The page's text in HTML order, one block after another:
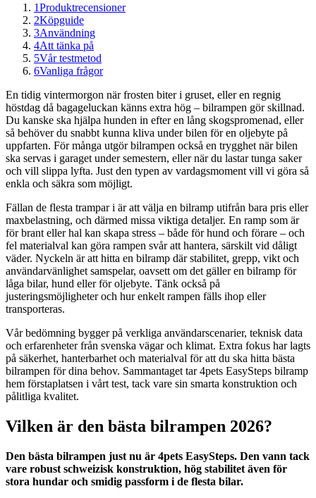
1Produktrecensioner
2Köpguide
3Användning
4Att tänka på
5Vår testmetod
6Vanliga frågor
En tidig vintermorgon när frosten biter i gruset, eller en regnig
höstdag då bagageluckan känns extra hög – bilrampen gör skillnad.
Du kanske ska hjälpa hunden in efter en lång skogspromenad, eller
så behöver du snabbt kunna kliva under bilen för en oljebyte på
uppfarten. För många utgör bilrampen också en trygghet när bilen
ska servas i garaget under semestern, eller när du lastar tunga saker
och vill slippa lyfta. Just den typen av vardagsmoment vill vi göra så
enkla och säkra som möjligt.
Fällan de flesta trampar i är att välja en bilramp utifrån bara pris eller
maxbelastning, och därmed missa viktiga detaljer. En ramp som är
för brant eller hal kan skapa stress – både för hund och förare – och
fel materialval kan göra rampen svår att hantera, särskilt vid dåligt
väder. Nyckeln är att hitta en bilramp där stabilitet, grepp, vikt och
användarvänlighet samspelar, oavsett om det gäller en bilramp för
låga bilar, hund eller för oljebyte. Tänk också på
justeringsmöjligheter och hur enkelt rampen fälls ihop eller
transporteras.
Vår bedömning bygger på verkliga användarscenarier, teknisk data
och erfarenheter från svenska vägar och klimat. Extra fokus har lagts
på säkerhet, hanterbarhet och materialval för att du ska hitta bästa
bilrampen för dina behov. Sammantaget tar 4pets EasySteps bilramp
hem förstaplatsen i vårt test, tack vare sin smarta konstruktion och
pålitliga kvalitet.
Vilken är den bästa bilrampen 2026?
Den bästa bilrampen just nu är 4pets EasySteps. Den vann tack
vare robust schweizisk konstruktion, hög stabilitet även för
stora hundar och smidig passform i de flesta bilar.